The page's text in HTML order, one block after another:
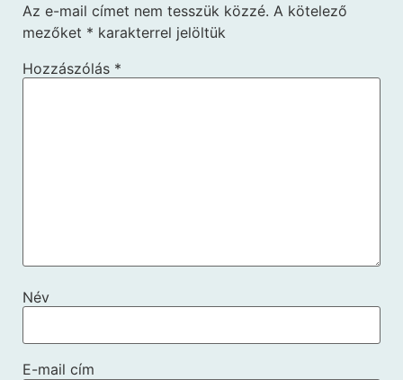
Az e-mail címet nem tesszük közzé. A kötelező
mezőket * karakterrel jelöltük
Hozzászólás *
Név
E-mail cím